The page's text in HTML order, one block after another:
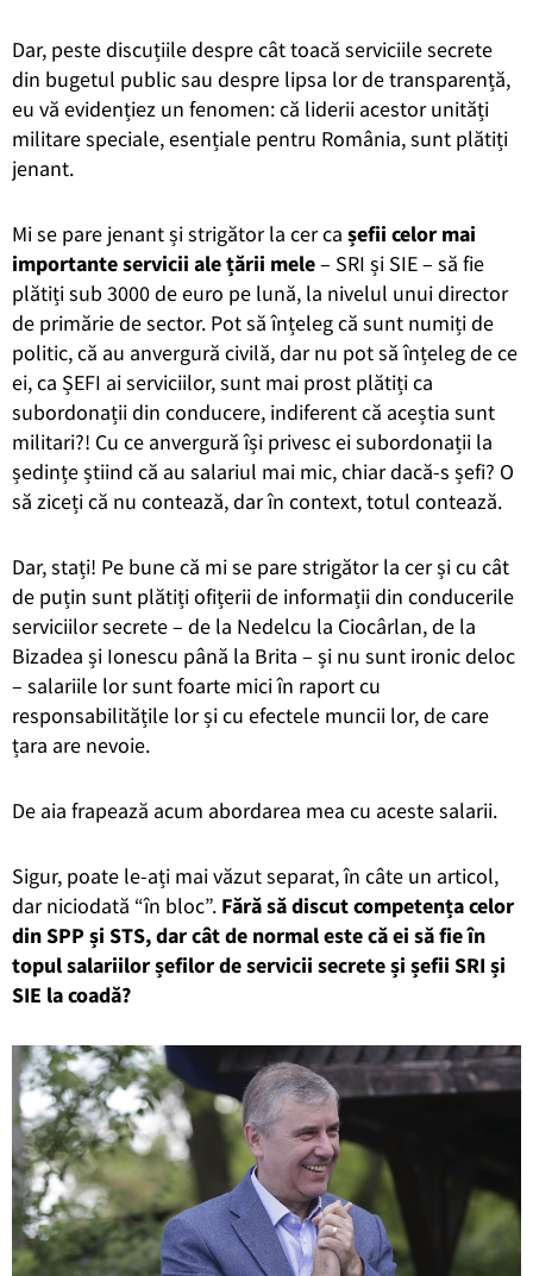
Dar, peste discuțiile despre cât toacă serviciile secrete
din bugetul public sau despre lipsa lor de transparență,
eu vă evidențiez un fenomen: că liderii acestor unități
militare speciale, esențiale pentru România, sunt plătiți
jenant.
Mi se pare jenant și strigător la cer ca șefii celor mai
importante servicii ale țării mele– SRI și SIE – să fie
plătiți sub 3000 de euro pe lună, la nivelul unui director
de primărie de sector. Pot să înțeleg că sunt numiți de
politic, că au anvergură civilă, dar nu pot să înțeleg de ce
ei, ca ȘEFI ai serviciilor, sunt mai prost plătiți ca
subordonații din conducere, indiferent că aceștia sunt
militari?! Cu ce anvergură își privesc ei subordonații la
ședințe știind că au salariul mai mic, chiar dacă-s șefi? O
să ziceți că nu contează, dar în context, totul contează.
Dar, stați! Pe bune că mi se pare strigător la cer și cu cât
de puțin sunt plătiți ofițerii de informații din conducerile
serviciilor secrete – de la Nedelcu la Ciocârlan, de la
Bizadea și Ionescu până la Brita – și nu sunt ironic deloc
– salariile lor sunt foarte mici în raport cu
responsabilitățile lor și cu efectele muncii lor, de care
țara are nevoie.
De aia frapează acum abordarea mea cu aceste salarii.
Sigur, poate le-ați mai văzut separat, în câte un articol,
dar niciodată “în bloc”. Fără să discut competența celor
din SPP și STS, dar cât de normal este că ei să fie în
topul salariilor șefilor de servicii secrete și șefii SRI și
SIE la coadă?